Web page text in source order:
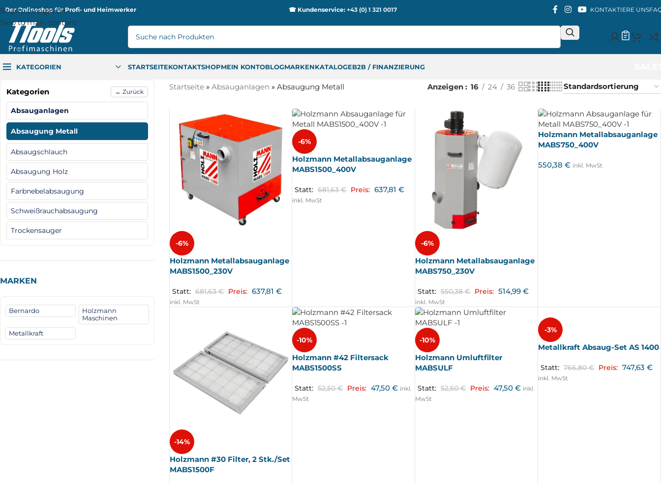
Skip to navigation
Skip to main content
Der Onlineshop für Profi- und Heimwerker ☎ Kundenservice:+43 (0) 1 321 0017 KONTAKTIERE UNS
KATEGORIEN STARTSEITEKONTAKTSHOPMEIN KONTOBLOGMARKENKATALOGEB2B / FINANZIERUNG
Kategorien ← Zurück
Absauganlagen
Absaugung Metall
Absaugschlauch
Absaugung Holz
Farbnebelabsaugung
Schweißrauchabsaugung
Trockensauger
MARKEN
Bernardo
Holzmann
Maschinen
Metallkraft
Startseite» Absauganlagen » Absaugung Metall Anzeigen 16 24 36
-6%
Holzmann Metallabsauganlage
MABS1500_230V
Statt: 681,63€ Preis: 637,81 €
inkl. MwSt
-6%
Holzmann Metallabsauganlage
MABS1500_400V
Statt: 681,63€ Preis: 637,81€
inkl. MwSt
-6%
Holzmann Metallabsauganlage
MABS750_230V
Statt: 550,38€ Preis: 514,99€
inkl. MwSt
Holzmann Metallabsauganlage
MABS750_400V
550,38€ inkl. MwSt
-14%
Holzmann #30 Filter, 2 Stk./Set
MABS1500F
-10%
Holzmann #42 Filtersack
MABS1500SS
Statt: 52,50€ Preis: 47,50€ inkl.
MwSt
-10%
Holzmann Umluftfilter
MABSULF
Statt: 52,50€ Preis: 47,50€ inkl.
MwSt
-3%
Metallkraft Absaug-Set AS 1400
Statt: 766,80€ Preis: 747,63€
inkl. MwSt